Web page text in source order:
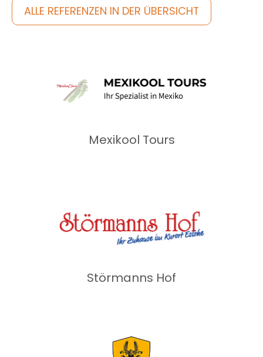
ALLE REFERENZEN IN DER ÜBERSICHT
Mexikool Tours
Störmanns Hof